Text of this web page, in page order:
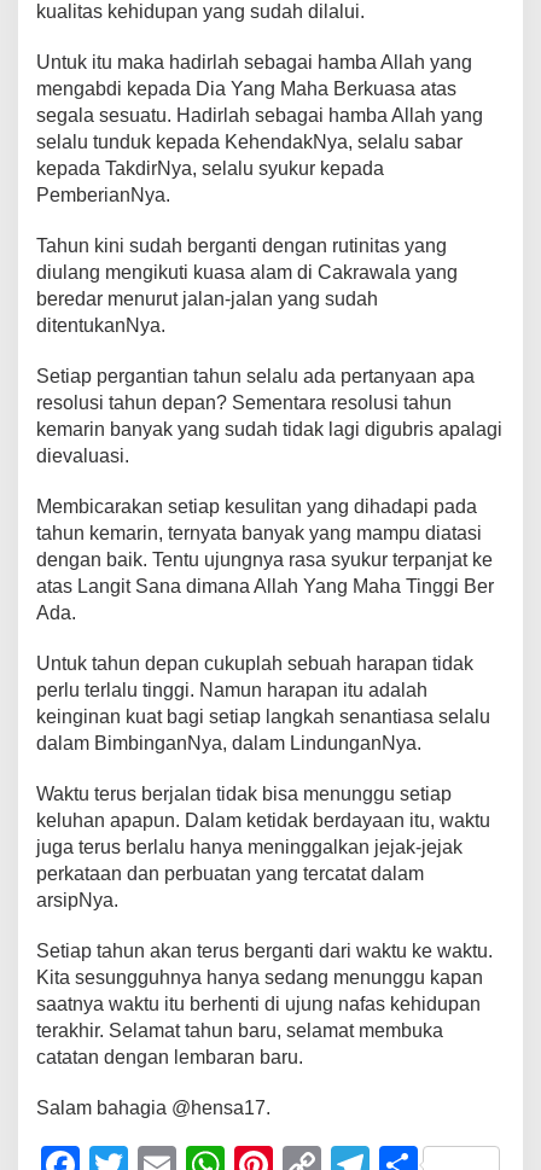
kualitas kehidupan yang sudah dilalui.
Untuk itu maka hadirlah sebagai hamba Allah yang
mengabdi kepada Dia Yang Maha Berkuasa atas
segala sesuatu. Hadirlah sebagai hamba Allah yang
selalu tunduk kepada KehendakNya, selalu sabar
kepada TakdirNya, selalu syukur kepada
PemberianNya.
Tahun kini sudah berganti dengan rutinitas yang
diulang mengikuti kuasa alam di Cakrawala yang
beredar menurut jalan-jalan yang sudah
ditentukanNya.
Setiap pergantian tahun selalu ada pertanyaan apa
resolusi tahun depan? Sementara resolusi tahun
kemarin banyak yang sudah tidak lagi digubris apalagi
dievaluasi.
Membicarakan setiap kesulitan yang dihadapi pada
tahun kemarin, ternyata banyak yang mampu diatasi
dengan baik. Tentu ujungnya rasa syukur terpanjat ke
atas Langit Sana dimana Allah Yang Maha Tinggi Ber
Ada.
Untuk tahun depan cukuplah sebuah harapan tidak
perlu terlalu tinggi. Namun harapan itu adalah
keinginan kuat bagi setiap langkah senantiasa selalu
dalam BimbinganNya, dalam LindunganNya.
Waktu terus berjalan tidak bisa menunggu setiap
keluhan apapun. Dalam ketidak berdayaan itu, waktu
juga terus berlalu hanya meninggalkan jejak-jejak
perkataan dan perbuatan yang tercatat dalam
arsipNya.
Setiap tahun akan terus berganti dari waktu ke waktu.
Kita sesungguhnya hanya sedang menunggu kapan
saatnya waktu itu berhenti di ujung nafas kehidupan
terakhir. Selamat tahun baru, selamat membuka
catatan dengan lembaran baru.
Salam bahagia @hensa17.